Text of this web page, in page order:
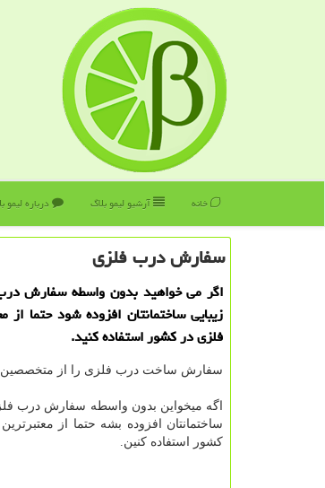
خانه آرشیو لیمو بلاگ درباره لیمو
سفارش درب فلزی
اگر می خواهید بدون واسطه سفارش درب
زیبایی ساختمانتان افزوده شود حتما
فلزی در كشور استفاده كنید.
سفارش ساخت درب فلزی را از متخصصین
اگه میخواین بدون واسطه سفارش درب
ساختمانتان افزوده بشه حتما از
کشور استفاده کنین.